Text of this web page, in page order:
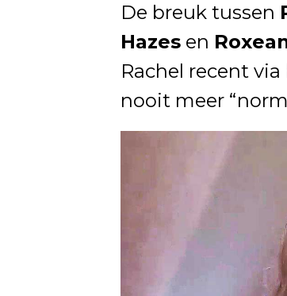
De breuk tussen
Hazes en
Rachel recent
nooit meer